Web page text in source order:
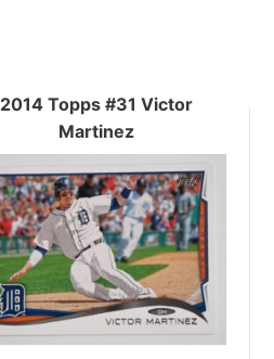
2014 Topps #31 Victor
Martinez